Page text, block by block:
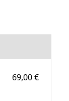
69,00 €